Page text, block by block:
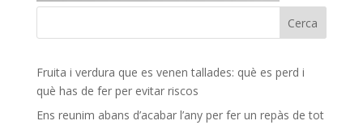
Fruita i verdura que es venen tallades: què es perd i
què has de fer per evitar riscos
Ens reunim abans d’acabar l’any per fer un repàs de tot